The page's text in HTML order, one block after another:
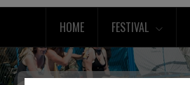
HOME FESTIVAL